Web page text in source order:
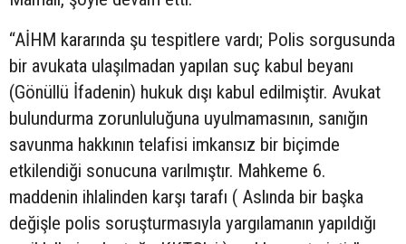
“AİHM kararında şu tespitlere vardı; Polis sorgusunda
bir avukata ulaşılmadan yapılan suç kabul beyanı
(Gönüllü İfadenin) hukuk dışı kabul edilmiştir. Avukat
bulundurma zorunluluğuna uyulmamasının, sanığın
savunma hakkının telafisi imkansız bir biçimde
etkilendiği sonucuna varılmıştır. Mahkeme 6.
maddenin ihlalinden karşı tarafı ( Aslında bir başka
değişle polis soruşturmasıyla yargılamanın yapıldığı